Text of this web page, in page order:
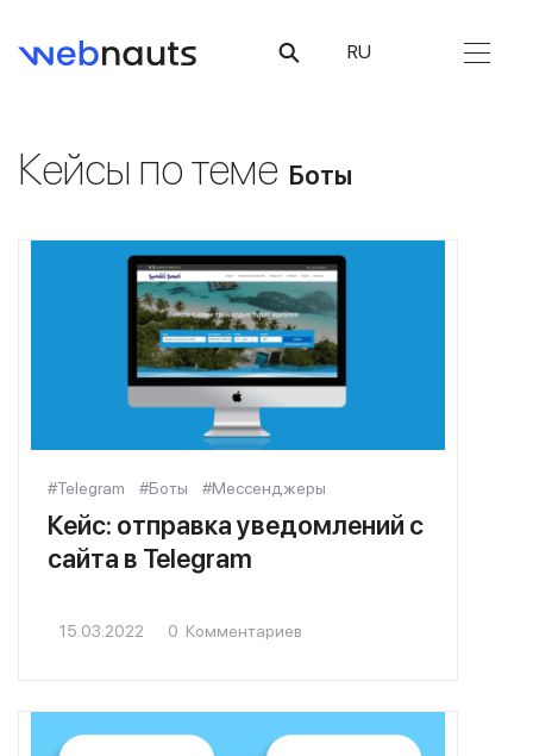
RU
Кейсы по теме Боты
#Telegram #Боты #Мессенджеры
Кейс: отправка уведомлений с
сайта в Telegram
15.03.2022 0 Комментариев